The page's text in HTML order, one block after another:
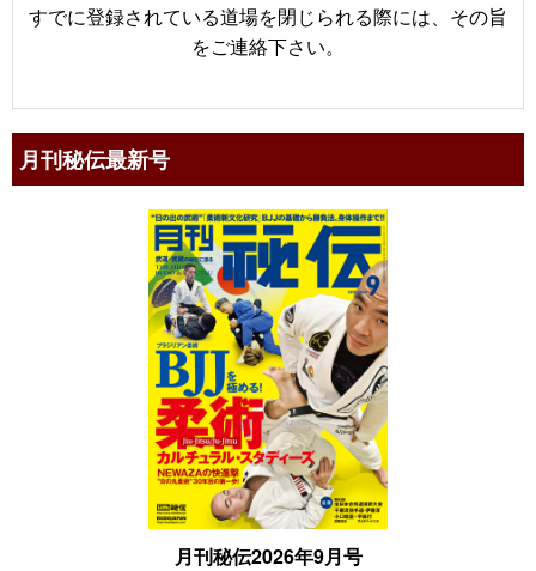
すでに登録されている道場を閉じられる際には、その旨
をご連絡下さい。
月刊秘伝最新号
月刊秘伝2026年9月号